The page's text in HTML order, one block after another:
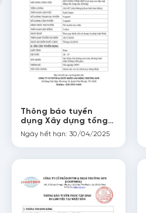
Thông báo tuyển
dụng Xây dựng tổng
hợp ( Gunma – Nhật
Bản )
Ngày hết hạn: 30/04/2025